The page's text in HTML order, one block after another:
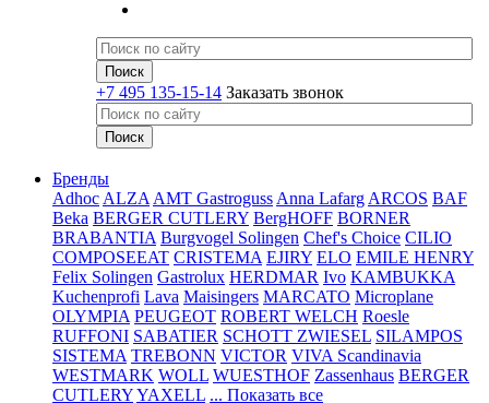
+7 495 135-15-14 Заказать звонок
Бренды
Adhoc ALZA AMT Gastroguss Anna Lafarg ARCOS BAF
Beka BERGER CUTLERY BergHOFF BORNER
BRABANTIA Burgvogel Solingen Chef's Choice CILIO
COMPOSEEAT CRISTEMA EJIRY ELO EMILE HENRY
Felix Solingen Gastrolux HERDMAR Ivo KAMBUKKA
Kuchenprofi Lava Maisingers MARCATO Microplane
OLYMPIA PEUGEOT ROBERT WELCH Roesle
RUFFONI SABATIER SCHOTT ZWIESEL SILAMPOS
SISTEMA TREBONN VICTOR VIVA Scandinavia
WESTMARK WOLL WUESTHOF Zassenhaus BERGER
CUTLERYYAXELL ... Показать все